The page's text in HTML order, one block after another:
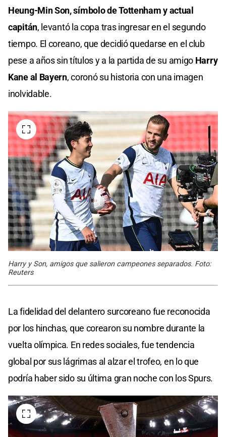
Heung-Min Son, símbolo de Tottenham y actual
capitán, levantó la copa tras ingresar en el segundo
tiempo. El coreano, que decidió quedarse en el club
pese a años sin títulos y a la partida de su amigo Harry
Kane al Bayern, coronó su historia con una imagen
inolvidable.
Harry y Son, amigos que salieron campeones separados. Foto:
Reuters
La fidelidad del delantero surcoreano fue reconocida
por los hinchas, que corearon su nombre durante la
vuelta olímpica. En redes sociales, fue tendencia
global por sus lágrimas al alzar el trofeo, en lo que
podría haber sido su última gran noche con los Spurs.